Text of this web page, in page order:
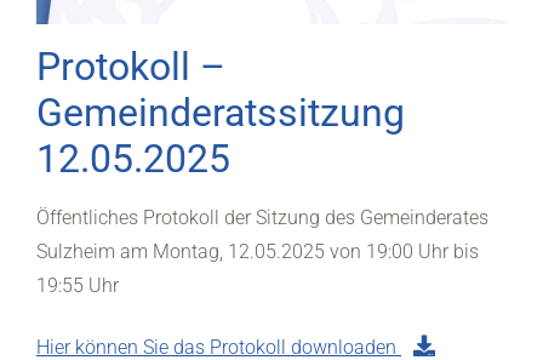
Protokoll –
Gemeinderatssitzung
12.05.2025
Öffentliches Protokoll der Sitzung des Gemeinderates
Sulzheim am Montag, 12.05.2025 von 19:00 Uhr bis
19:55 Uhr
Hier können Sie das Protokoll downloaden